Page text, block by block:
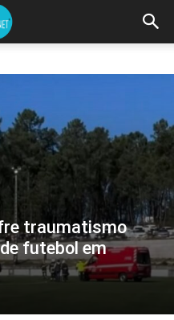
traumatismo
futebol em